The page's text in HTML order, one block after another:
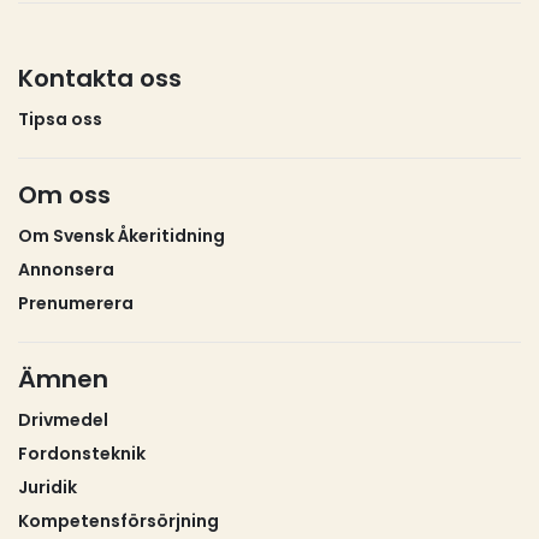
Kontakta oss
Tipsa oss
Om oss
Om Svensk Åkeritidning
Annonsera
Prenumerera
Ämnen
Drivmedel
Fordonsteknik
Juridik
Kompetensförsörjning